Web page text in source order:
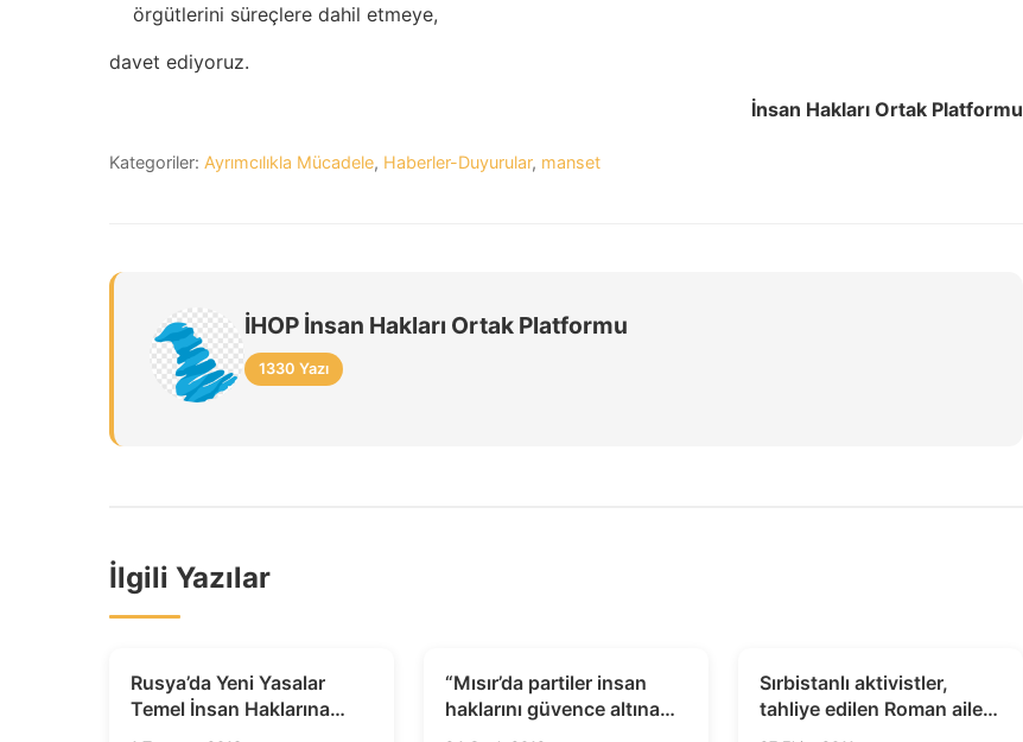
örgütlerini süreçlere dahil etmeye,
davet ediyoruz.
İnsan Hakları Ortak Platformu
Kategoriler: Ayrımcılıkla Mücadele, Haberler-Duyurular, manset
İHOP İnsan Hakları Ortak Platformu
1330 Yazı
İlgili Yazılar
Rusya’da Yeni Yasalar
Temel İnsan Haklarına
Yönelik Bir Hakaret
“Mısır’da partiler insan
haklarını güvence altına
alma konusunda hâlâ
Sırbistanlı aktivistler,
tahliye edilen Roman aileyi
korudukları için